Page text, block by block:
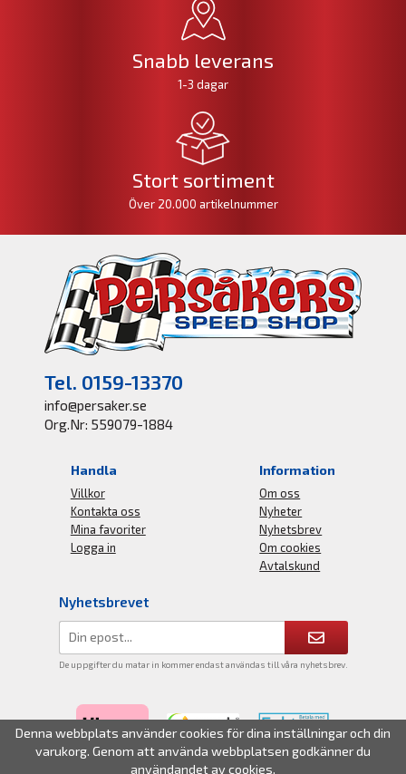
Snabb leverans
1-3 dagar
Stort sortiment
Över 20.000 artikelnummer
Tel. 0159-13370
info@persaker.se
Org.Nr: 559079-1884
Handla
Villkor
Kontakta oss
Mina favoriter
Logga in
Information
Om oss
Nyheter
Nyhetsbrev
Om cookies
Avtalskund
Nyhetsbrevet
De uppgifter du matar in kommer endast användas till våra nyhetsbrev.
Denna webbplats använder cookies för dina inställningar och din
varukorg. Genom att använda webbplatsen godkänner du
användandet av cookies.